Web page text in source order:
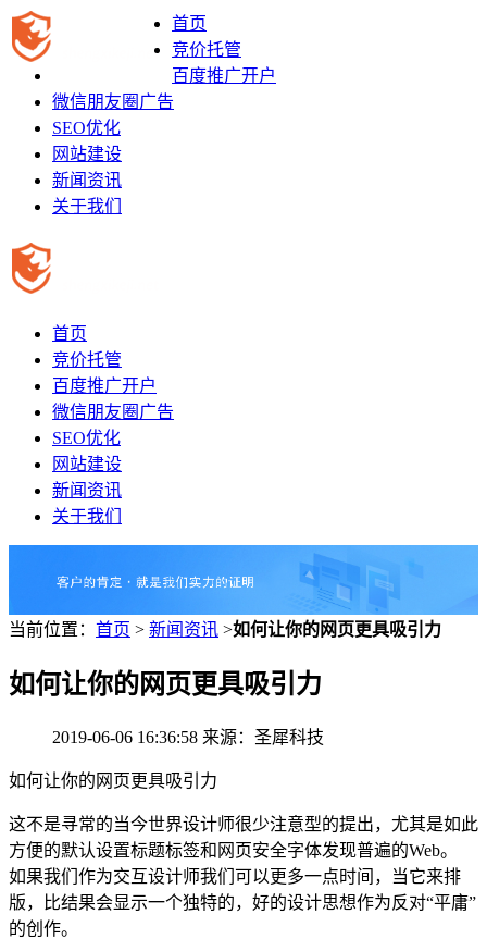
首页
竞价托管
百度推广开户
微信朋友圈广告
SEO优化
网站建设
新闻资讯
关于我们
首页
竞价托管
百度推广开户
微信朋友圈广告
SEO优化
网站建设
新闻资讯
关于我们
当前位置： 首页 > 新闻资讯 >如何让你的网页更具吸引力
如何让你的网页更具吸引力
2019-06-06 16:36:58 来源：圣犀科技
如何让你的网页更具吸引力
这不是寻常的当今世界设计师很少注意型的提出，尤其是如此
方便的默认设置标题标签和网页安全字体发现普遍的Web。
如果我们作为交互设计师我们可以更多一点时间，当它来排
版，比结果会显示一个独特的，好的设计思想作为反对“平庸”
的创作。